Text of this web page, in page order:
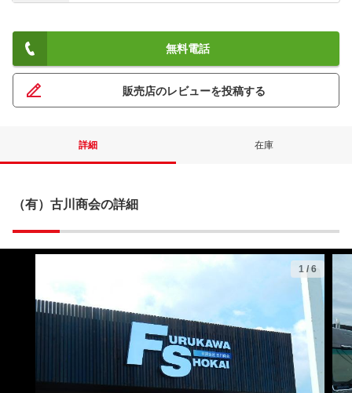
無料電話
販売店のレビューを投稿する
詳細 在庫
（有）古川商会の詳細
1 / 6